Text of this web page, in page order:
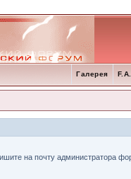
Галерея
на почту администратора